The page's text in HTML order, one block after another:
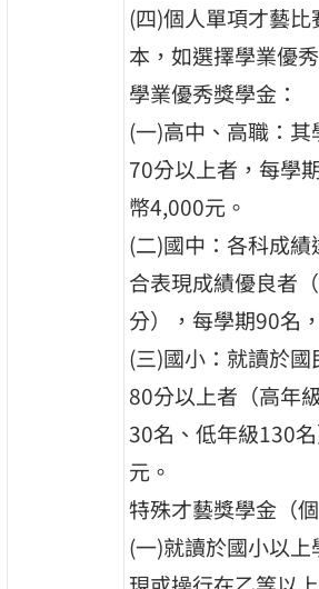
(四)個人單項才藝
本，如選擇學業優
學業優秀獎學金：
(一)高中、高職：
70分以上者，每學
幣4,000元。
(二)國中：各科成
合表現成績優良者
分），每學期90名
(三)國小：就讀於
80分以上者（高年
30名、低年級130
元。
特殊才藝獎學金（
(一)就讀於國小以